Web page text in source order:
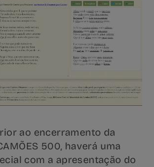
ao encerramento da
500, haverá uma
com a apresentação do